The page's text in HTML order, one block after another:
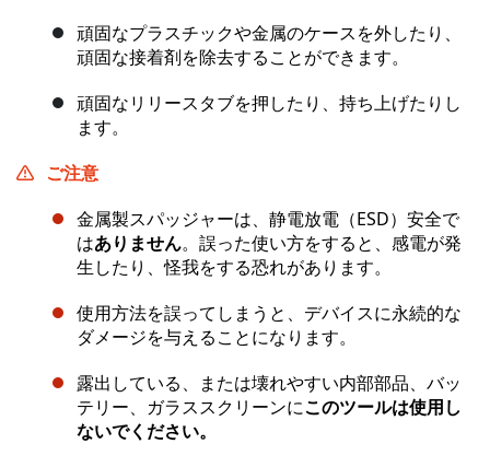
頑固なプラスチックや金属のケースを外したり、
頑固な接着剤を除去することができます。
頑固なリリースタブを押したり、持ち上げたりし
ます。
ご注意
金属製スパッジャーは、静電放電（ESD）安全で
はありません。誤った使い方をすると、感電が発
生したり、怪我をする恐れがあります。
使用方法を誤ってしまうと、デバイスに永続的な
ダメージを与えることになります。
露出している、または壊れやすい内部部品、バッ
テリー、ガラススクリーンにこのツールは使用し
ないでください。